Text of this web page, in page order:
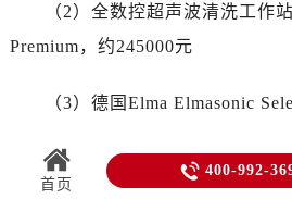
（2）全数控超声波清洗工作
Premium，约245000元
（3）德国Elma Elmasonic
（4）瑞士Bergeon保养专用精
7042-1，约36000元
首页
 400-992-